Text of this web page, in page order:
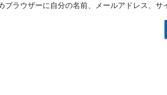
ブラウザーに自分の名前、メールアドレス、サ